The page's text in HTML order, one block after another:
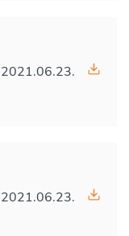
2021.06.23.
2021.06.23.